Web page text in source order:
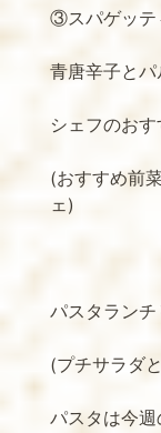
③スパゲッテ
青唐辛子とパ
シェフのおす
(おすすめ前
ェ)
パスタランチ
(プチサラダ
パスタは今週